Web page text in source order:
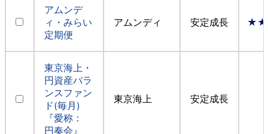
アムンデ
ィ・みらい
定期便
アムンディ 安定成長
東京海上・
円資産バラ
ンスファン
ド(毎月)
『愛称：
円奏会』
東京海上 安定成長